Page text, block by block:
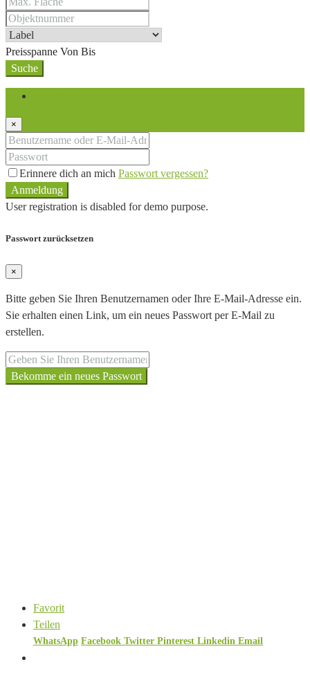
Preisspanne Von Bis
Suche
×
Erinnere dich an mich Passwort vergessen?
Anmeldung
User registration is disabled for demo purpose.
Passwort zurücksetzen
×
Bitte geben Sie Ihren Benutzernamen oder Ihre E-Mail-Adresse ein.
Sie erhalten einen Link, um ein neues Passwort per E-Mail zu
erstellen.
Bekomme ein neues Passwort
Favorit
Teilen
WhatsApp Facebook Twitter Pinterest Linkedin Email